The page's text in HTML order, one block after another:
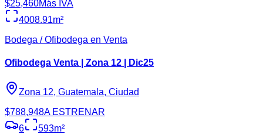
$25,460Más IVA
4008.91m²
Bodega / Ofibodega en Venta
Ofibodega Venta | Zona 12 | Dic25
Zona 12, Guatemala, Ciudad
$788,948A ESTRENAR
6
593m²